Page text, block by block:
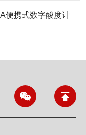
便携式数字酸度计